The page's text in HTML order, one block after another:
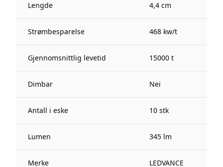
Lengde 4,4 cm
Strømbesparelse 468 kw/t
Gjennomsnittlig levetid 15000 t
Dimbar Nei
Antall i eske 10 stk
Lumen 345 lm
Merke LEDVANCE